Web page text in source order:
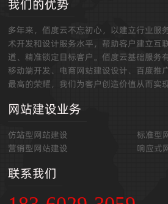
我们的优势
多年来，佰度云不忘初心，以建立行业服
术开发和设计服务水平，帮助客户建立互
道、精准锁定目标客户。佰度云基础服务
移动端开发、电商网站建设设计、百度推
最高的荣耀，我们为客户创造价值从而实
网站建设业务
仿站型网站建设
标准型
营销型网站建设
响应式
联系我们